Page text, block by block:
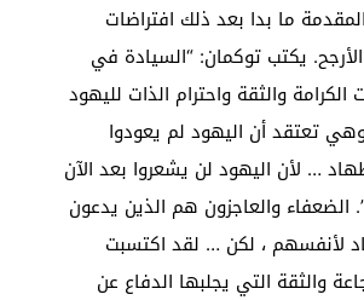
ما بدا بعد ذلك افتراضات
يكتب توكمان: “السيادة في
والثقة واحترام الذات لليهود
وهي تعتقد أن اليهود لم يعودوا
… لأن اليهود لن يشعروا بعد الآن
الضعفاء والعاجزون هم الذين يدعون
لأنفسهم ، لكن … لقد اكتسبت
والثقة التي يجلبها الدفاع عن